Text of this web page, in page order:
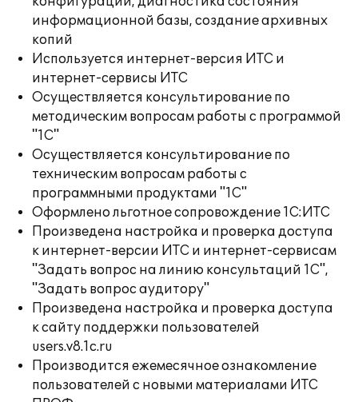
информационной базы, создание архивных
копий
Используется интернет-версия ИТС и
интернет-сервисы ИТС
Осуществляется консультирование по
методическим вопросам работы с программой
"1С"
Осуществляется консультирование по
техническим вопросам работы с
программными продуктами "1С"
Оформлено льготное сопровождение 1С:ИТС
Произведена настройка и проверка доступа
к интернет-версии ИТС и интернет-сервисам
"Задать вопрос на линию консультаций 1С",
"Задать вопрос аудитору"
Произведена настройка и проверка доступа
к сайту поддержки пользователей
users.v8.1c.ru
Производится ежемесячное ознакомление
пользователей с новыми материалами ИТС